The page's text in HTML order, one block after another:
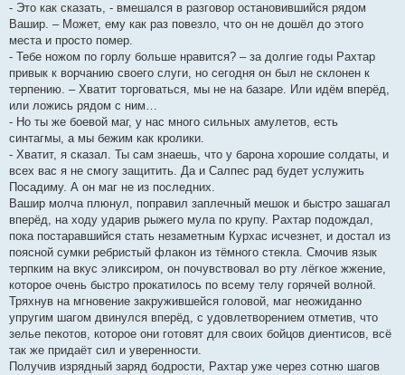
- Это как сказать, - вмешался в разговор остановившийся рядом
Вашир. – Может, ему как раз повезло, что он не дошёл до этого
места и просто помер.
- Тебе ножом по горлу больше нравится? – за долгие годы Рахтар
привык к ворчанию своего слуги, но сегодня он был не склонен к
терпению. – Хватит торговаться, мы не на базаре. Или идём вперёд,
или ложись рядом с ним…
- Но ты же боевой маг, у нас много сильных амулетов, есть
синтагмы, а мы бежим как кролики.
- Хватит, я сказал. Ты сам знаешь, что у барона хорошие солдаты, и
всех вас я не смогу защитить. Да и Салпес рад будет услужить
Посадиму. А он маг не из последних.
Вашир молча плюнул, поправил заплечный мешок и быстро зашагал
вперёд, на ходу ударив рыжего мула по крупу. Рахтар подождал,
пока постаравшийся стать незаметным Курхас исчезнет, и достал из
поясной сумки ребристый флакон из тёмного стекла. Смочив язык
терпким на вкус эликсиром, он почувствовал во рту лёгкое жжение,
которое очень быстро прокатилось по всему телу горячей волной.
Тряхнув на мгновение закружившейся головой, маг неожиданно
упругим шагом двинулся вперёд, с удовлетворением отметив, что
зелье пекотов, которое они готовят для своих бойцов диентисов, всё
так же придаёт сил и уверенности.
Получив изрядный заряд бодрости, Рахтар уже через сотню шагов